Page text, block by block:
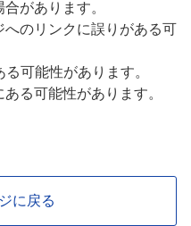
があります。
のリンクに誤りがある可
可能性があります。
る可能性があります。
に戻る